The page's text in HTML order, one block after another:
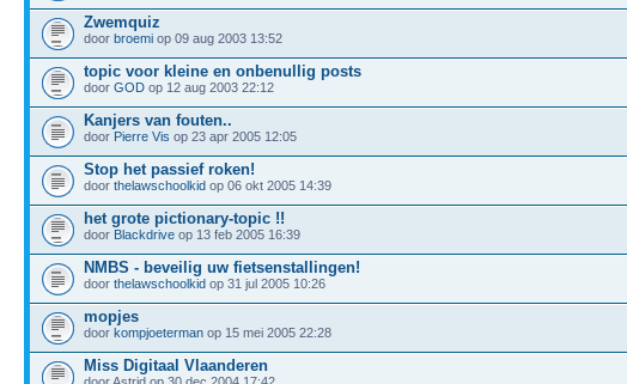
Zwemquiz
door broemi op 09 aug 2003 13:52
topic voor kleine en onbenullig posts
door GOD op 12 aug 2003 22:12
Kanjers van fouten..
door Pierre Vis op 23 apr 2005 12:05
Stop het passief roken!
door thelawschoolkid op 06 okt 2005 14:39
het grote pictionary-topic !!
door Blackdrive op 13 feb 2005 16:39
NMBS - beveilig uw fietsenstallingen!
door thelawschoolkid op 31 jul 2005 10:26
mopjes
door kompjoeterman op 15 mei 2005 22:28
Miss Digitaal Vlaanderen